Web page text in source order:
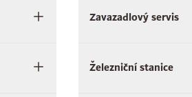
Zavazadlový servis
Železniční stanice